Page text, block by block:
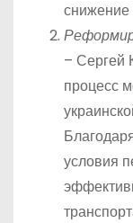
снижение
– Сергей
процесс
условия